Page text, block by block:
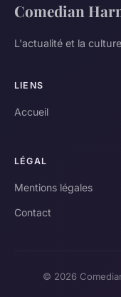
Comedian
L'actualité et la
LIENS
Accueil
LÉGAL
Mentions légales
Contact
© 2026